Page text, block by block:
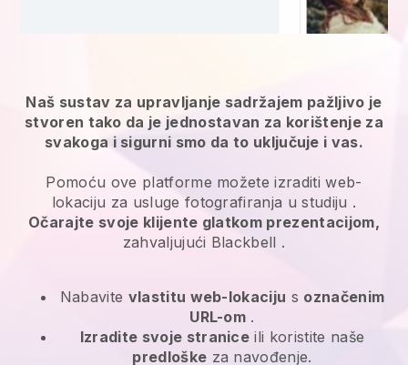
Naš sustav za upravljanje sadržajem pažljivo je
stvoren tako da je jednostavan za korištenje za
svakoga i sigurni smo da to uključuje i vas.
Pomoću ove platforme možete izraditi web-
lokaciju za usluge fotografiranja u studiju .
Očarajte svoje klijente glatkom prezentacijom,
zahvaljujući Blackbell .
Nabavite vlastitu web-lokaciju s označenim
URL-om .
Izradite svoje stranice ili koristite naše
predloške za navođenje.